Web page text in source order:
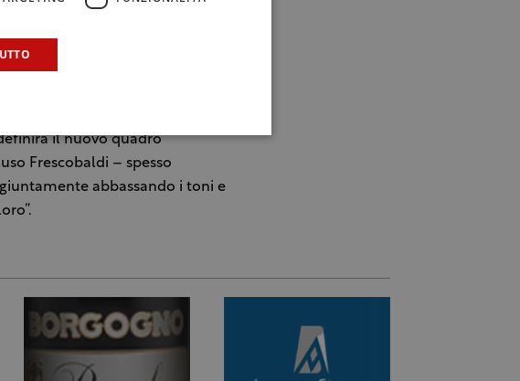
americano rimane però
in chiave prospettica: per
il nuovo quadro
Frescobaldi – spesso
abbassando i toni e